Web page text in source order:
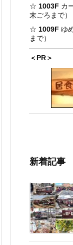
☆ 1003F カ
末ごろまで）
☆ 1009F ゆ
まで）
＜PR＞
新着記事